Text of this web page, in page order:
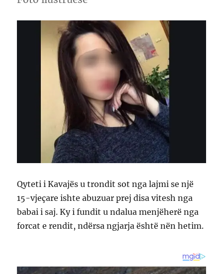
Qyteti i Kavajës u trondit sot nga lajmi se një
15-vjeçare ishte abuzuar prej disa vitesh nga
babai i saj. Ky i fundit u ndalua menjëherë nga
forcat e rendit, ndërsa ngjarja është nën hetim.